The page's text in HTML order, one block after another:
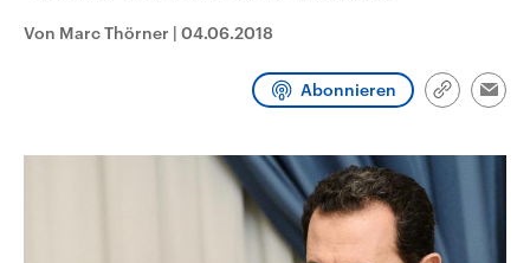
und Hintergründe zu den Parteien
und Kandidaten der anstehenden
Sendungen Programm
Von Marc Thörner | 04.06.2018
Abonnieren
Link